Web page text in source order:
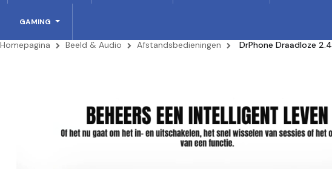
GAMING
Homepagina Beeld & Audio Afstandsbedieningen DrPhone Draadloze